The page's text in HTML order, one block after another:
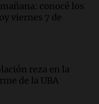
una
del Kennel
perros
México de
estadounidense
conocé los
viernes 7 de
reza en la
de la UBA